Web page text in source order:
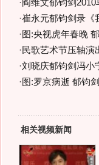
·阎维文郁钧剑
·崔永元郁钧剑录《
· 图:央视虎年春晚
·民歌艺术节压轴演
·刘晓庆郁钧剑冯小
· 图:罗京病逝 郁钧
相关视频新闻